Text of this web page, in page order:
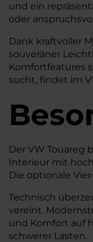
und ein
oder
Dank kraftvoller
souveräner
Komfortfeatures
sucht, findet im
Der VW Touareg
Interieur mit
Die optionale
Technisch
vereint.
und Komfort auf
schwerer Lasten.